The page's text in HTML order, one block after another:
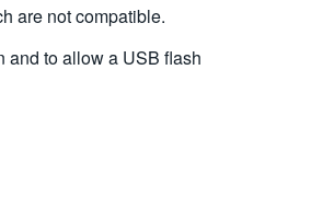
are not compatible.
and to allow a USB flash